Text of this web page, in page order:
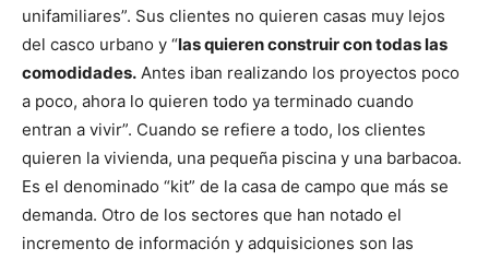
unifamiliares”. Sus clientes no quieren casas muy lejos
del casco urbano y “las quieren construir con todas las
comodidades. Antes iban realizando los proyectos poco
a poco, ahora lo quieren todo ya terminado cuando
entran a vivir”. Cuando se refiere a todo, los clientes
quieren la vivienda, una pequeña piscina y una barbacoa.
Es el denominado “kit” de la casa de campo que más se
demanda. Otro de los sectores que han notado el
incremento de información y adquisiciones son las